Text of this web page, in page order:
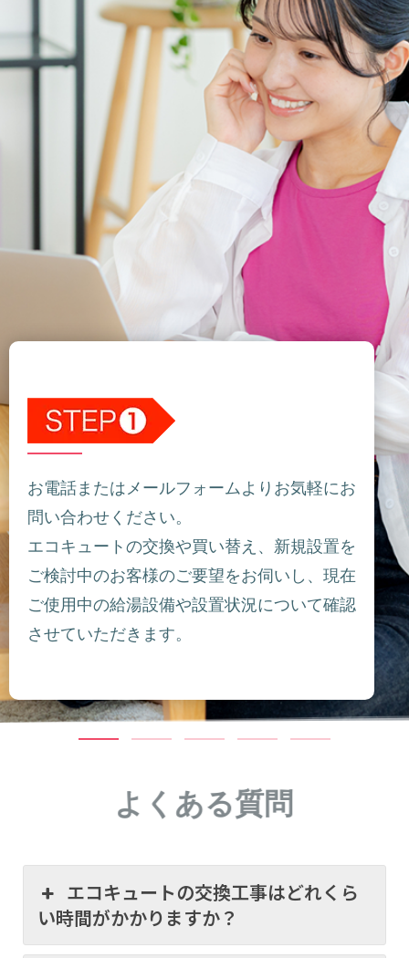
お電話またはメールフォームよりお気軽にお
問い合わせください。
エコキュートの交換や買い替え、新規設置を
ご検討中のお客様のご要望をお伺いし、現在
ご使用中の給湯設備や設置状況について確認
させていただきます。
よくある質問
エコキュートの交換工事はどれくら
い時間がかかりますか？